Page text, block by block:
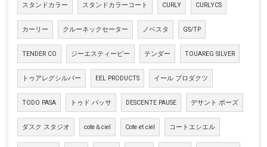
スタンドカラー スタンドカラーコート CURLY CURLYCS
カーリー クルーネックセーター ノベスタ GS/TP
TENDER CO ジーエスティーピー テンダー TOUAREG SILVER
トゥアレグシルバー EEL PRODUCTS イール プロダクツ
TODO PASA トゥド パッサ DESCENTE PAUSE デサント ポーズ
ダスク スタジオ cote＆ciel Cote et ciel コートエシエル